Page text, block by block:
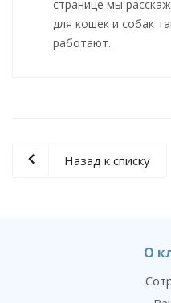
странице мы
для кошек и собак
работают.
Назад к списку
О